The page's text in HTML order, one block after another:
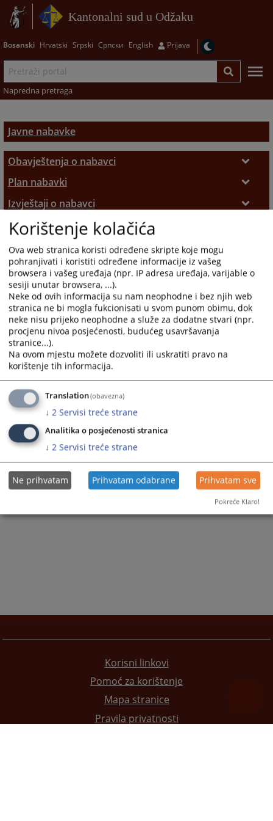
Kantonalni sud u Odžaku
Bosanski Hrvatski Srpski Српски English Prijava
Napredna pretraga
Javne nabavke
Obavještenja o nabavci
Obavještenja
Plan nabavki
Plan javnih nabavki
Izvještaji o nabavci
Izvještaji
Odluke
Odluke
Korisni linkovi
Pomoć za korištenje
Mapa stranice
Pravila privatnosti
Korištenje kolačića
Ova web stranica koristi određene skripte koje mogu
pohranjivati i koristiti određene informacije iz vašeg
browsera i vašeg uređaja (npr. IP adresa uređaja, varijable o
sesiji unutar browsera, ...).
Neke od ovih informacija su nam neophodne i bez njih web
stranica ne bi mogla fukcionisati u svom punom obimu, dok
neke nisu prijeko neophodne a služe za dodatne stvari (npr.
procjenu nivoa posjećenosti, budućeg usavršavanja
stranice...).
Na ovom mjestu možete dozvoliti ili uskratiti pravo na
korištenje tih informacija.
Translation(obavezna)
↓ 2 Servisi treće strane
Analitika o posjećenosti stranica
↓ 2 Servisi treće strane
Ne prihvatam Prihvatam odabrane Prihvatam sve
Pokreće Klaro!